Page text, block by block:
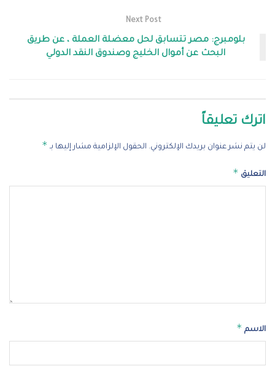
Next Post
بلومبرج: مصر تتسابق لحل معضلة العملة ، عن طريق
البحث عن أموال الخليج وصندوق النقد الدولي
اترك تعليقاً
لن يتم نشر عنوان بريدك الإلكتروني. الحقول الإلزامية مشار إليها بـ *
التعليق *
الاسم *